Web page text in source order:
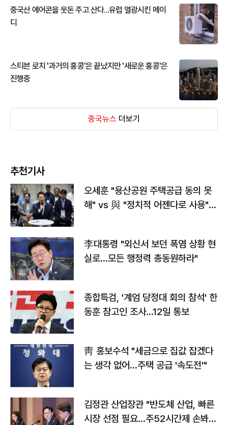
중국산 에어콘을 웃돈 주고 산다...유럽 열광시킨 메이
디
스티븐 로치 '과거의 홍콩'은 끝났지만 '새로운 홍콩'은
진행중
중국뉴스 더보기
추천기사
오세훈 "용산공원 주택공급 동의 못
해" vs 與 "정치적 어젠다로 사용"
李대통령 "외신서 보던 폭염 상황 현
실로…모든 행정력 총동원하라"
종합특검, '계엄 당정대 회의 참석' 한
동훈 참고인 조사...12일 통보
靑 홍보수석 "세금으로 집값 잡겠다
는 생각 없어…주택 공급 '속도전'"
김정관 산업장관 "반도체 산업, 빠른
시장 선점 필요…주52시간제 손봐